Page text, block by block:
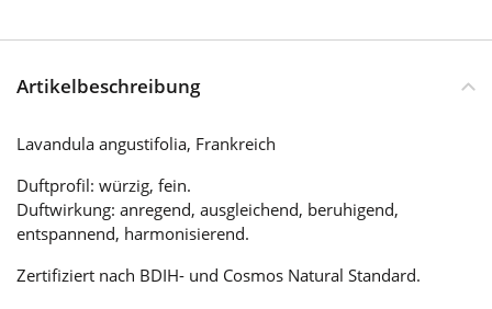
Artikelbeschreibung
Lavandula angustifolia, Frankreich
Duftprofil: würzig, fein.
Duftwirkung: anregend, ausgleichend, beruhigend,
entspannend, harmonisierend.
Zertifiziert nach BDIH- und Cosmos Natural Standard.